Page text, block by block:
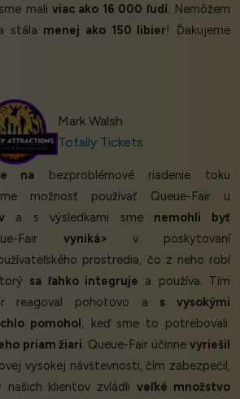
mali viac ako 16 000 ľudí. Nemôžem
stála menej ako 150 libier! Ďakujeme
Mark Walsh
Totally Tickets
na bezproblémové riadenie toku
možnosť používať Queue-Fair u
a s výsledkami sme nemohli byť
Fair vyniká> v poskytovaní
prostredia, čo z neho robí
sa ľahko integruje a používa. Tím
reagoval pohotovo a s vysokými
pomohol, keď sme to potrebovali.
priam žiari. Queue-Fair účinne vyriešil
vysokej návštevnosti, čím zabezpečil,
našich klientov zvládliveľké množstvo